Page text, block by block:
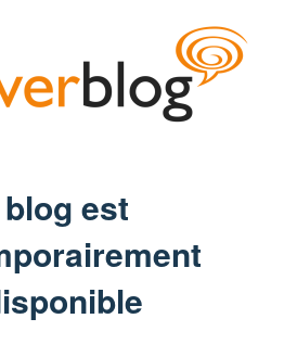
est